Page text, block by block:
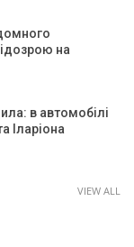
на
в автомобілі
Іларіона
VIEW ALL